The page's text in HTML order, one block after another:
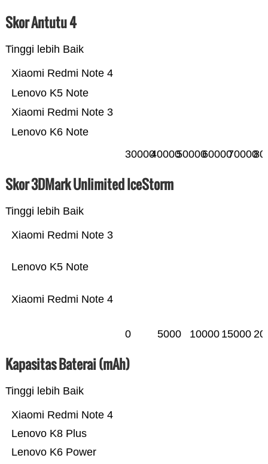
Skor Antutu 4
Tinggi lebih Baik
Lenovo K6 Note
Xiaomi Redmi Note 3
Lenovo K5 Note
Xiaomi Redmi Note 4
3000040000500006000070000
Skor 3DMark Unlimited IceStorm
Tinggi lebih Baik
Xiaomi Redmi Note 4
Lenovo K5 Note
Xiaomi Redmi Note 3
0 5000 10000 15000
Kapasitas Baterai (mAh)
Tinggi lebih Baik
Lenovo K6 Power
Lenovo K8 Plus
Xiaomi Redmi Note 4